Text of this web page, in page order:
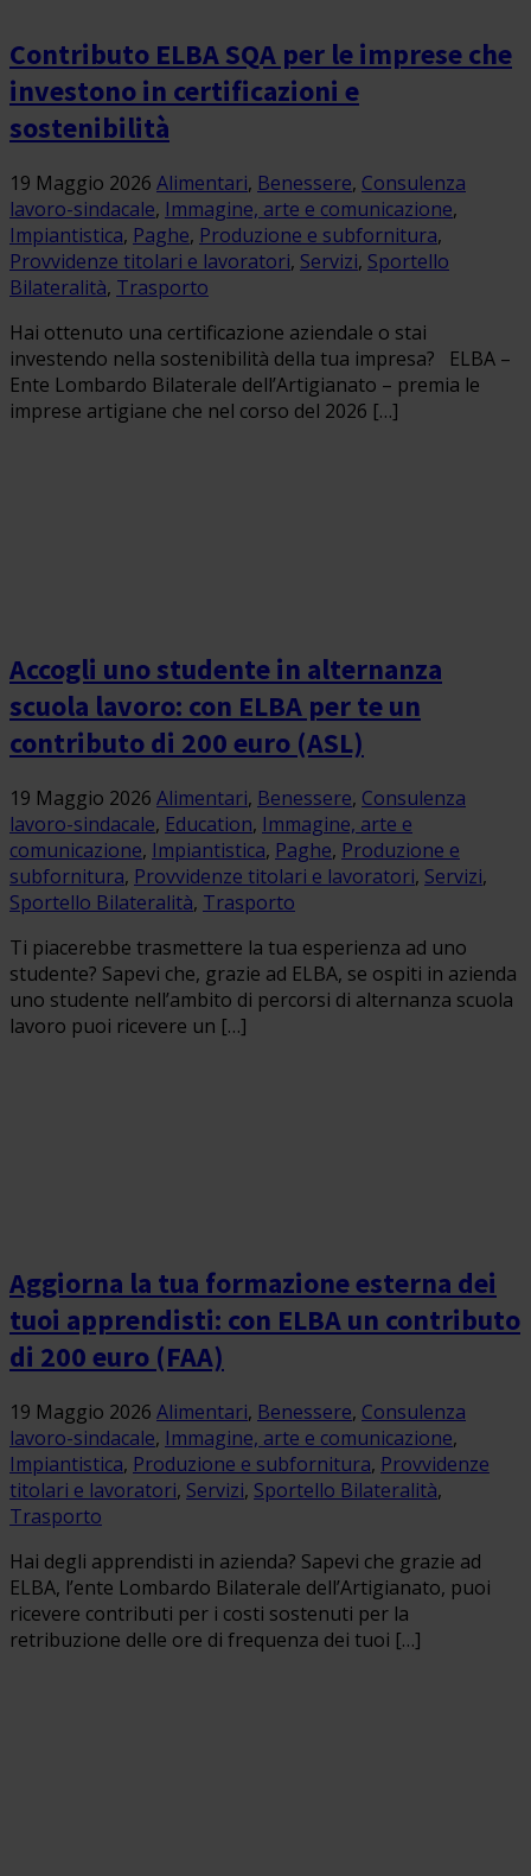
Contributo ELBA SQA per le imprese che
investono in certificazioni e
sostenibilità
19 Maggio 2026 Alimentari, Benessere, Consulenza
lavoro-sindacale, Immagine, arte e comunicazione,
Impiantistica, Paghe, Produzione e subfornitura,
Provvidenze titolari e lavoratori, Servizi, Sportello
Bilateralità, Trasporto
Hai ottenuto una certificazione aziendale o stai
investendo nella sostenibilità della tua impresa? ELBA –
Ente Lombardo Bilaterale dell’Artigianato – premia le
imprese artigiane che nel corso del 2026 […]
Accogli uno studente in alternanza
scuola lavoro: con ELBA per te un
contributo di 200 euro (ASL)
19 Maggio 2026 Alimentari, Benessere, Consulenza
lavoro-sindacale, Education, Immagine, arte e
comunicazione, Impiantistica, Paghe, Produzione e
subfornitura, Provvidenze titolari e lavoratori, Servizi,
Sportello Bilateralità, Trasporto
Ti piacerebbe trasmettere la tua esperienza ad uno
studente? Sapevi che, grazie ad ELBA, se ospiti in azienda
uno studente nell’ambito di percorsi di alternanza scuola
lavoro puoi ricevere un […]
Aggiorna la tua formazione esterna dei
tuoi apprendisti: con ELBA un contributo
di 200 euro (FAA)
19 Maggio 2026 Alimentari, Benessere, Consulenza
lavoro-sindacale, Immagine, arte e comunicazione,
Impiantistica, Produzione e subfornitura, Provvidenze
titolari e lavoratori, Servizi, Sportello Bilateralità,
Trasporto
Hai degli apprendisti in azienda? Sapevi che grazie ad
ELBA, l’ente Lombardo Bilaterale dell’Artigianato, puoi
ricevere contributi per i costi sostenuti per la
retribuzione delle ore di frequenza dei tuoi […]